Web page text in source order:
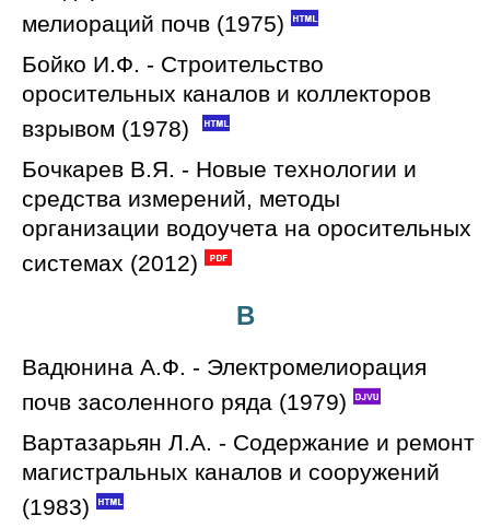
мелиораций почв (1975)
Бойко И.Ф. - Строительство
оросительных каналов и коллекторов
взрывом (1978)
Бочкарев В.Я. - Новые технологии и
средства измерений, методы
организации водоучета на оросительных
системах (2012)
В
Вадюнина А.Ф. - Электромелиорация
почв засоленного ряда (1979)
Вартазарьян Л.А. - Содержание и ремонт
магистральных каналов и сооружений
(1983)